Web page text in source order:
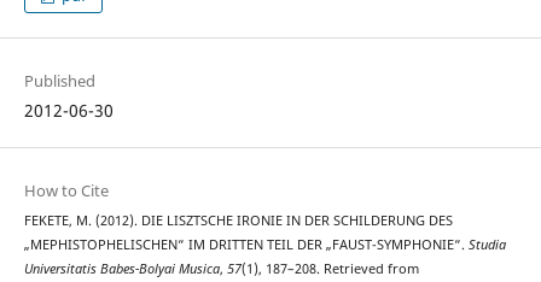
Published
2012-06-30
How to Cite
FEKETE, M. (2012). DIE LISZTSCHE IRONIE IN DER SCHILDERUNG DES
„MEPHISTOPHELISCHEN“ IM DRITTEN TEIL DER „FAUST-SYMPHONIE“. Studia
Universitatis Babes-Bolyai Musica, 57(1), 187–208. Retrieved from